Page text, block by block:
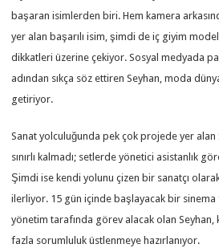
başaran isimlerden biri. Hem kamera
yer alan başarılı isim, şimdi de iç giyim
dikkatleri üzerine çekiyor. Sosyal medyada
adından sıkça söz ettiren Seyhan, moda
getiriyor.
Sanat yolculuğunda pek çok projede yer alan
sınırlı kalmadı; setlerde yönetici asistanlık
Şimdi ise kendi yolunu çizen bir sanatçı
ilerliyor. 15 gün içinde başlayacak bir sinema
yönetim tarafında görev alacak olan Seyhan,
fazla sorumluluk üstlenmeye hazırlanıyor.